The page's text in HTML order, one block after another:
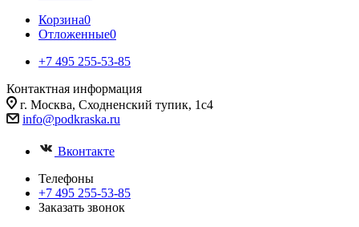
Корзина0
Отложенные0
+7 495 255-53-85
Контактная информация
г. Москва, Сходненский тупик, 1с4
info@podkraska.ru
Вконтакте
Телефоны
+7 495 255-53-85
Заказать звонок